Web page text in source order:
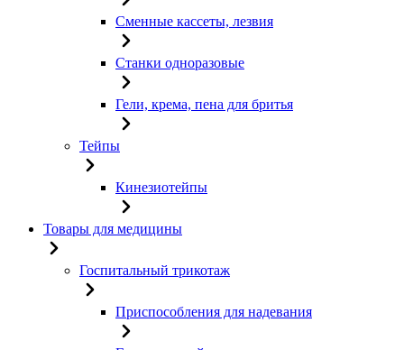
Сменные кассеты, лезвия
Станки одноразовые
Гели, крема, пена для бритья
Тейпы
Кинезиотейпы
Товары для медицины
Госпитальный трикотаж
Приспособления для надевания